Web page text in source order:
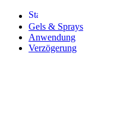
Gels & Sprays
Anwendung
Verzögerung